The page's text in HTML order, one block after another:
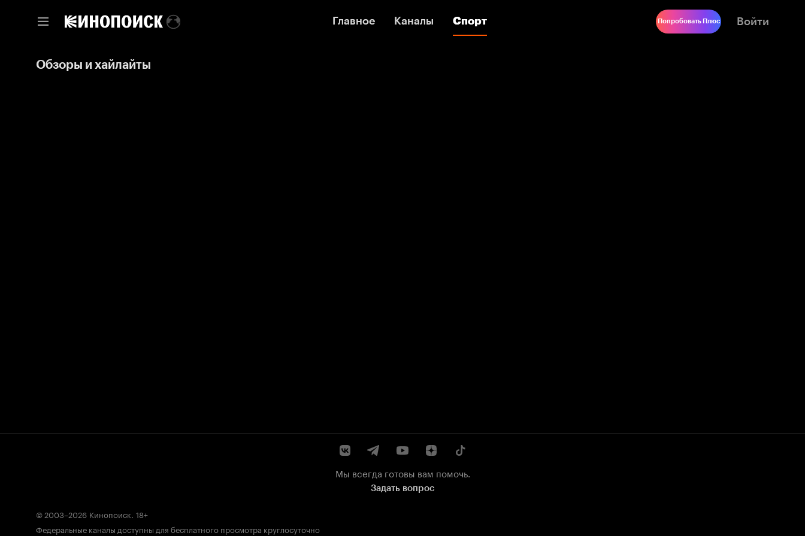
Главное Каналы Спорт
Главное Каналы Спорт Попробовать Плюс Войти
Обзоры и хайлайты
Мы всегда готовы вам помочь.
Задать вопрос
© 2003–2026 Кинопоиск. 18+
Федеральные каналы доступны для бесплатного просмотра круглосуточно